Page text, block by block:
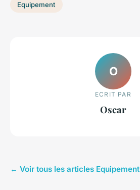
Equipement
O
ECRIT PAR
Oscar
← Voir tous les articles Equipement